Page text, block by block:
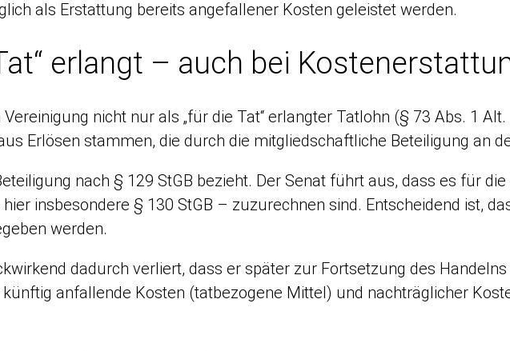
als Erstattung bereits angefallener Kosten geleistet werden.
erlangt – auch bei
nicht nur als „für die Tat“ erlangter Tatlohn (§ 73 Abs. 1
Erlösen stammen, die durch die mitgliedschaftliche Beteiligung an
nach § 129 StGB bezieht. Der Senat führt aus, dass es für
insbesondere § 130 StGB – zuzurechnen sind. Entscheidend ist,
werden.
dadurch verliert, dass er später zur Fortsetzung des
anfallende Kosten (tatbezogene Mittel) und nachträglicher